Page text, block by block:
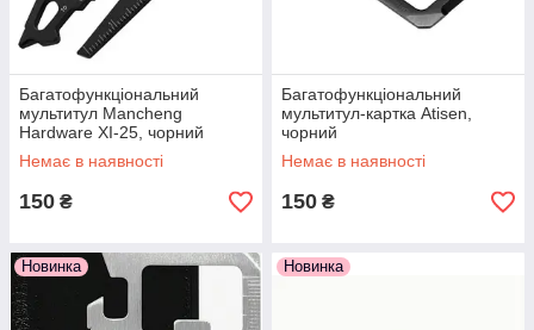
Багатофункціональний
мультитул Mancheng
Hardware XI-25, чорний
Немає в наявності
150 ₴
Багатофункціональний
мультитул-картка Atisen,
чорний
Немає в наявності
150 ₴
Новинка Новинка